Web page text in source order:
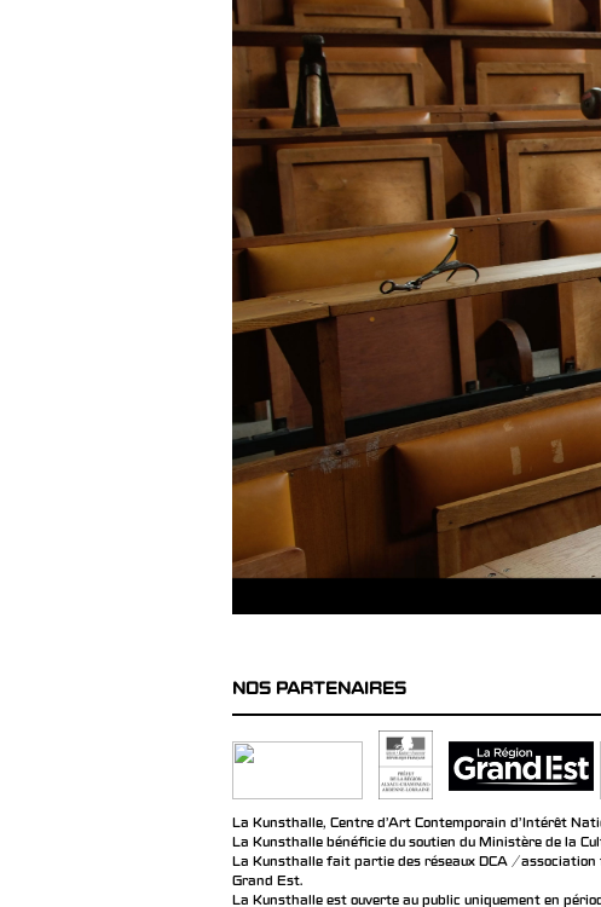
NOS PARTENAIRES
La Kunsthalle, Centre d’Art Contemporain d’Intérêt
La Kunsthalle bénéficie du soutien du Ministère de la
La Kunsthalle fait partie des réseaux DCA /
Grand Est.
La Kunsthalle est ouverte au public uniquement en